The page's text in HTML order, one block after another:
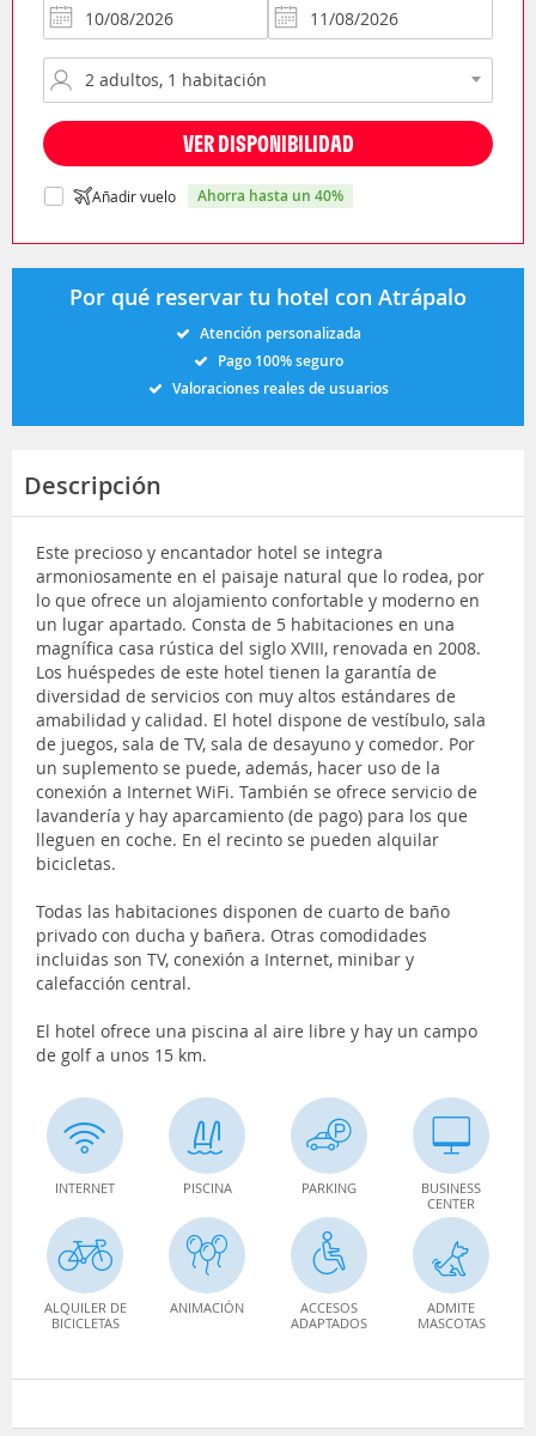
VER DISPONIBILIDAD
Añadir vuelo ahorra hasta un 40%
Por qué reservar tu hotel con Atrápalo
Atención personalizada
Pago 100% seguro
Valoraciones reales de usuarios
Descripción
Este precioso y encantador hotel se integra
armoniosamente en el paisaje natural que lo rodea, por
lo que ofrece un alojamiento confortable y moderno en
un lugar apartado. Consta de 5 habitaciones en una
magnífica casa rústica del siglo XVIII, renovada en 2008.
Los huéspedes de este hotel tienen la garantía de
diversidad de servicios con muy altos estándares de
amabilidad y calidad. El hotel dispone de vestíbulo, sala
de juegos, sala de TV, sala de desayuno y comedor. Por
un suplemento se puede, además, hacer uso de la
conexión a Internet WiFi. También se ofrece servicio de
lavandería y hay aparcamiento (de pago) para los que
lleguen en coche. En el recinto se pueden alquilar
bicicletas.
Todas las habitaciones disponen de cuarto de baño
privado con ducha y bañera. Otras comodidades
incluidas son TV, conexión a Internet, minibar y
calefacción central.
El hotel ofrece una piscina al aire libre y hay un campo
de golf a unos 15 km.
INTERNET PISCINA PARKING
BUSINESS
CENTER
ALQUILER DE
BICICLETAS
ANIMACIÓN
ACCESOS
ADAPTADOS
ADMITE
MASCOTAS